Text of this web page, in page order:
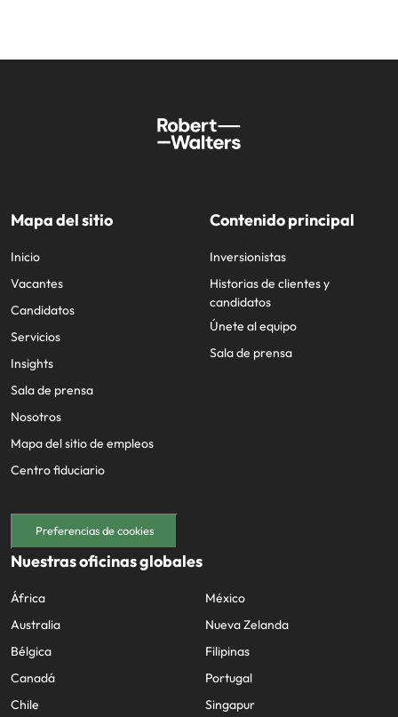
Mapa del sitio
Inicio
Vacantes
Candidatos
Servicios
Insights
Sala de prensa
Nosotros
Mapa del sitio de empleos
Centro fiduciario
Contenido principal
Inversionistas
Historias de clientes y
candidatos
Únete al equipo
Sala de prensa
Preferencias de cookies
Nuestras oficinas globales
África
Australia
Bélgica
Canadá
Chile
México
Nueva Zelanda
Filipinas
Portugal
Singapur